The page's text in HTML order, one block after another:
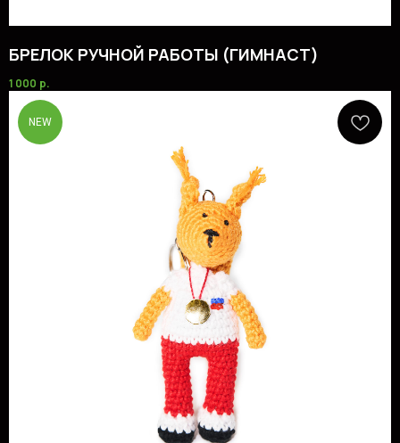
БРЕЛОК РУЧНОЙ РАБОТЫ (ГИМНАСТ)
1 000 р.
NEW
СМОТРЕТЬ ВСЕ УСЛУГИ